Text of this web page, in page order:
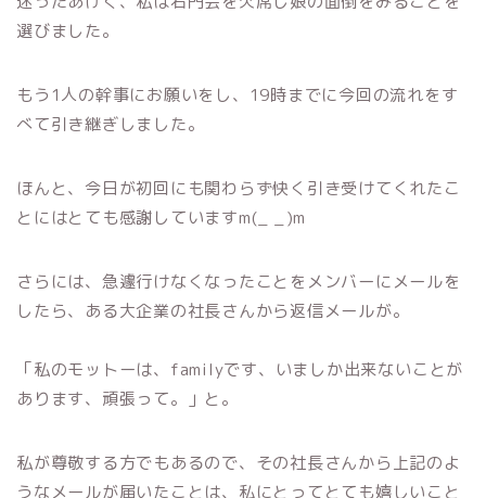
選びました。
もう1人の幹事にお願いをし、19時までに今回の流れをす
べて引き継ぎしました。
ほんと、今日が初回にも関わらず快く引き受けてくれたこ
とにはとても感謝していますm(_ _)m
さらには、急遽行けなくなったことをメンバーにメールを
したら、ある大企業の社長さんから返信メールが。
「私のモットーは、familyです、いましか出来ないことが
あります、頑張って。」と。
私が尊敬する方でもあるので、その社長さんから上記のよ
うなメールが届いたことは、私にとってとても嬉しいこと